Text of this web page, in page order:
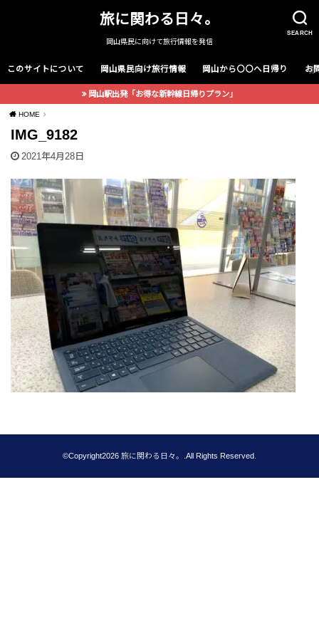
SEARCH
旅に関わる日々。
岡山県民に向けて旅行情報を発信
このサイトについて 岡山県民向け旅行情報 岡山から〇〇へ日帰り お
岡山駅出発「お得な新幹線日帰りプラン」
HOME
IMG_9182
2021年4月28日
©Copyright2026 旅に関わる日々。 .All Rights Reserved.